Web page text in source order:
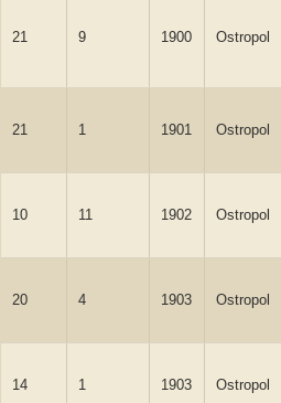
21 9 1900 Ostropol
21 1 1901 Ostropol
10 11 1902 Ostropol
20 4 1903 Ostropol
14 1 1903 Ostropol